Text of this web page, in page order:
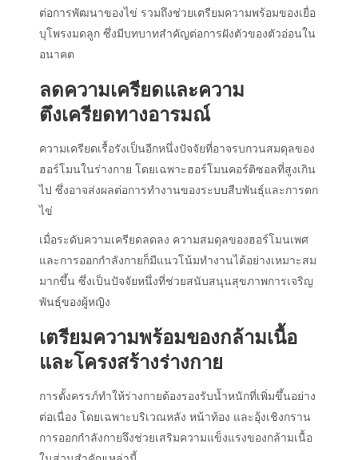
ต่อการพัฒนาของไข่ รวมถึงช่วยเตรียมความพร้อมของเยื่อ
บุโพรงมดลูก ซึ่งมีบทบาทสำคัญต่อการฝังตัวของตัวอ่อนใน
อนาคต
ลดความเครียดและความ
ตึงเครียดทางอารมณ์
ความเครียดเรื้อรังเป็นอีกหนึ่งปัจจัยที่อาจรบกวนสมดุลของ
ฮอร์โมนในร่างกาย โดยเฉพาะฮอร์โมนคอร์ติซอลที่สูงเกิน
ไป ซึ่งอาจส่งผลต่อการทำงานของระบบสืบพันธุ์และการตก
ไข่
เมื่อระดับความเครียดลดลง ความสมดุลของฮอร์โมนเพศ
และการออกกำลังกายก็มีแนวโน้มทำงานได้อย่างเหมาะสม
มากขึ้น ซึ่งเป็นปัจจัยหนึ่งที่ช่วยสนับสนุนสุขภาพการเจริญ
พันธุ์ของผู้หญิง
เตรียมความพร้อมของกล้ามเนื้อ
และโครงสร้างร่างกาย
การตั้งครรภ์ทำให้ร่างกายต้องรองรับน้ำหนักที่เพิ่มขึ้นอย่าง
ต่อเนื่อง โดยเฉพาะบริเวณหลัง หน้าท้อง และอุ้งเชิงกราน
การออกกำลังกายจึงช่วยเสริมความแข็งแรงของกล้ามเนื้อ